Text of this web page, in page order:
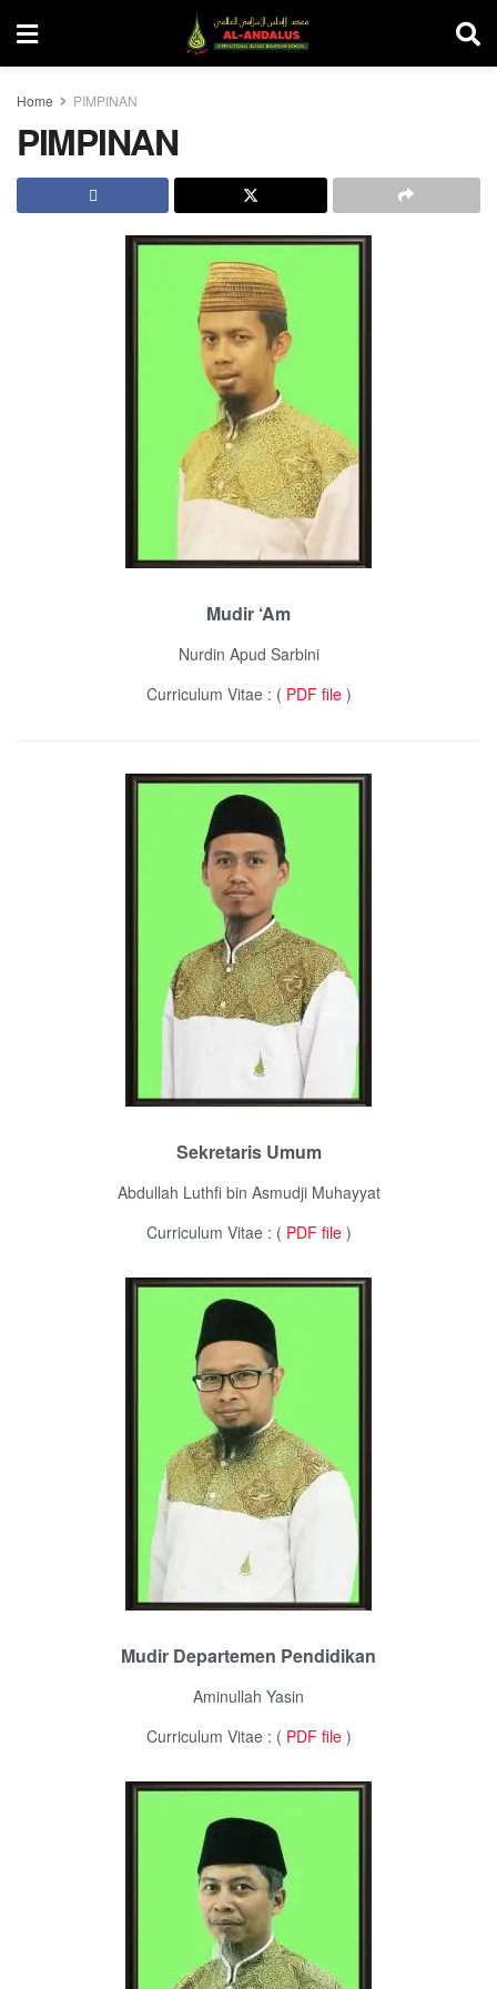
Home PIMPINAN
PIMPINAN
Mudir ‘Am
Nurdin Apud Sarbini
Curriculum Vitae : ( PDF file)
Sekretaris Umum
Abdullah Luthfi bin Asmudji Muhayyat
Curriculum Vitae : ( PDF file)
Mudir Departemen Pendidikan
Aminullah Yasin
Curriculum Vitae : ( PDF file)